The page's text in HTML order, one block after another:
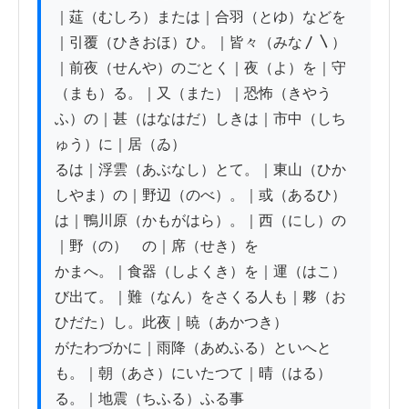
｜莚（むしろ）または｜合羽（とゆ）などを
｜引覆（ひきおほ）ひ。｜皆々（みな〳〵）
｜前夜（せんや）のごとく｜夜（よ）を｜守
（まも）る。｜又（また）｜恐怖（きやう
ふ）の｜甚（はなはだ）しきは｜市中（しち
ゅう）に｜居（ゐ）
るは｜浮雲（あぶなし）とて。｜東山（ひか
しやま）の｜野辺（のべ）。｜或（あるひ）
は｜鴨川原（かもがはら）。｜西（にし）の
｜野（の）ゝの｜席（せき）を
かまへ。｜食器（しよくき）を｜運（はこ）
び出て。｜難（なん）をさくる人も｜夥（お
ひだた）し。此夜｜暁（あかつき）
がたわづかに｜雨降（あめふる）といへと
も。｜朝（あさ）にいたつて｜晴（はる）
る。｜地震（ちふる）ふる事